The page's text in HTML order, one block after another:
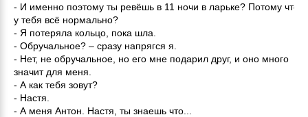
- И именно поэтому ты ревёшь в 11 ночи в ларьке? Потому что
у тебя всё нормально?
- Я потеряла кольцо, пока шла.
- Обручальное? – сразу напрягся я.
- Нет, не обручальное, но его мне подарил друг, и оно много
значит для меня.
- А как тебя зовут?
- Настя.
- А меня Антон. Настя, ты знаешь что...